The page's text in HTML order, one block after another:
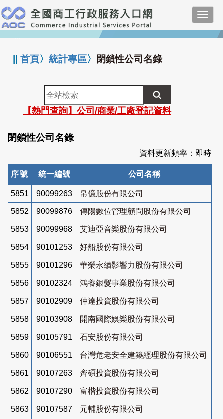
跳
到
主
要
:::
||首頁〉統計專區〉 閉鎖性公司名錄
全
站
檢
索
【熱門查詢】公司/商業/工廠登記資料
閉鎖性公司名錄
資料更新頻率：即時
序號 統一編號 公司名稱
5851 90099263 帛億股份有限公司
5852 90099876 傳陽數位管理顧問股份有限公司
5853 90099968 艾迪亞音樂股份有限公司
5854 90101253 好船股份有限公司
5855 90101296 華榮永續影響力股份有限公司
5856 90102324 鴻養銀髮事業股份有限公司
5857 90102909 仲達投資股份有限公司
5858 90103908 開南國際娛樂股份有限公司
5859 90105791 石安股份有限公司
5860 90106551 台灣危老安全建築經理股份有限公司
5861 90107263 齊碩投資股份有限公司
5862 90107290 富楷投資股份有限公司
5863 90107587 元輔股份有限公司